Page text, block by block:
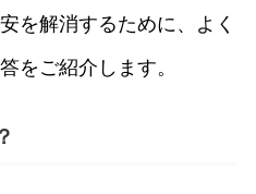
を解消するために、よく
をご紹介します。